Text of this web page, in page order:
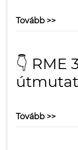
Tovább >>
👇 RME
Tovább >>